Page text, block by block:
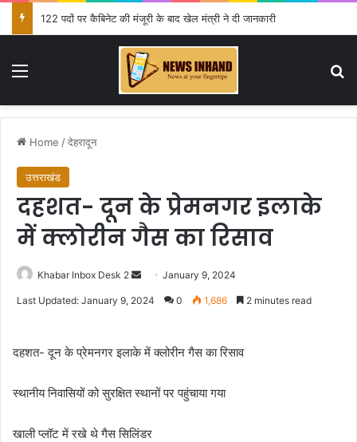
122 पदों पर कैबिनेट की मंजूरी के बाद खेल मंत्री ने दी जानकारी
Menu
Home /देहरादून
उत्तराखंड
दहशत- दून के प्रेमनगर इलाके
में क्लोरीन गैस का रिसाव
Khabar Inbox Desk 2
SendJanuary 9, 2024
Last Updated: January 9, 2024 0 1,686 2 minutes read
दहशत- दून के प्रेमनगर इलाके में क्लोरीन गैस का रिसाव
स्थानीय निवासियों को सुरक्षित स्थानों पर पहुंचाया गया
खाली प्लॉट में रखे थे गैस सिलिंडर